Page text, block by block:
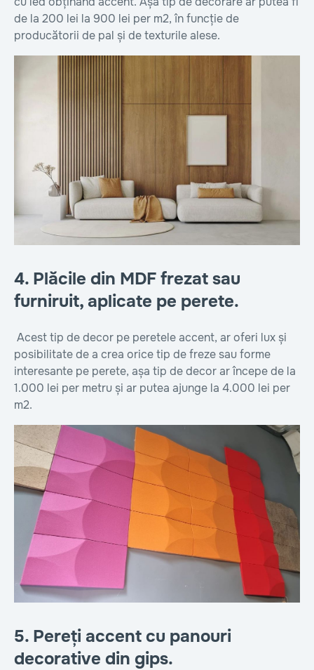
de la 200 lei la 900 lei per m2, în funcție de
producătorii de pal și de texturile alese.
4. Plăcile din MDF frezat sau
furniruit, aplicate pe perete.
Acest tip de decor pe peretele accent, ar oferi lux și
posibilitate de a crea orice tip de freze sau forme
interesante pe perete, așa tip de decor ar începe de la
1.000 lei per metru și ar putea ajunge la 4.000 lei per
m2.
5. Pereți accent cu panouri
decorative din gips.